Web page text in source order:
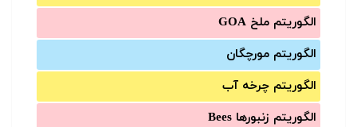
الگوریتم ملخ GOA
الگوریتم مورچگان
الگوریتم چرخه آب
الگوریتم زنبورها Bees